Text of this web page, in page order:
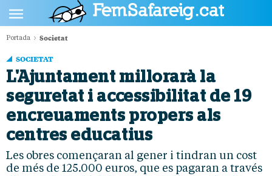
CULTURA
SOCIETAT
ESPORTS
OPINIÓ
Portada Societat
SOCIETAT
L'Ajuntament millorarà la
seguretat i accessibilitat de 19
encreuaments propers als
centres educatius
Les obres començaran al gener i tindran un cost
de més de 125.000 euros, que es pagaran a través